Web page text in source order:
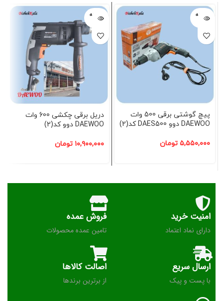
فروخته
شده
پیچ گوشتی برقی 500 وات
DAEWOO دوو DAES500 کد(2)
۵,۵۵۰,۰۰۰ تومان
فروخته
شده
دریل برقی چکشی 600 وات
DAEWOO دوو کد(2)
۱۰,۹۰۰,۰۰۰ تومان
امنیت خرید
دارای نماد اعتماد
فروش عمده
تامین عمده محصولات
ارسال سریع
با پست و پیک
اصالت کالاها
از برترین برندها